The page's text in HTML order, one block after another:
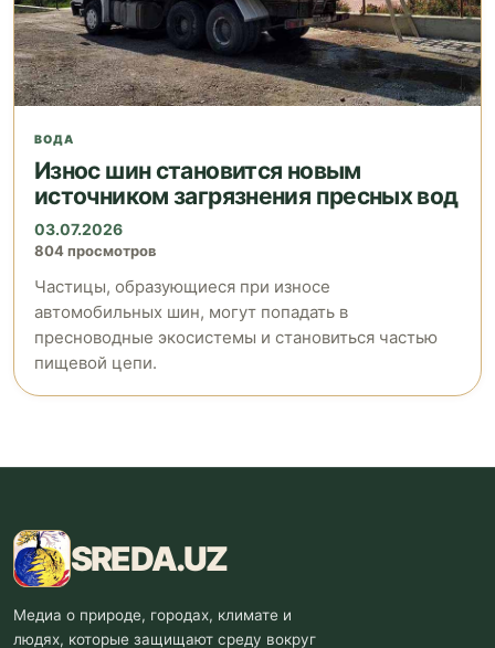
ВОДА
Износ шин становится новым
источником загрязнения пресных вод
03.07.2026
804 просмотров
Частицы, образующиеся при износе
автомобильных шин, могут попадать в
пресноводные экосистемы и становиться частью
пищевой цепи.
SREDA.UZ
Медиа о природе, городах, климате и
людях, которые защищают среду вокруг